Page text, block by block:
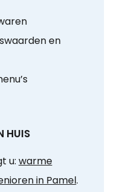
en
HUIS
u: warme
in Pamel.